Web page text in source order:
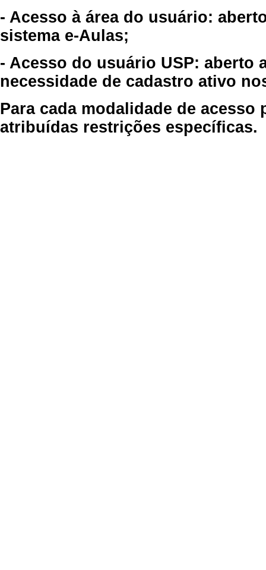
- Acesso à área do usuário:
sistema e-Aulas;
- Acesso do usuário USP: aberto
necessidade de cadastro ativo
Para cada modalidade de
atribuídas restrições específicas.